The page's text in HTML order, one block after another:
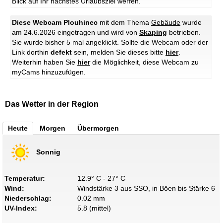
Diese Webcam Plouhinec mit dem Thema Gebäude wurde
am 24.6.2026 eingetragen und wird von Skaping betrieben.
Sie wurde bisher 5 mal angeklickt. Sollte die Webcam oder der
Link dorthin defekt sein, melden Sie dieses bitte hier.
Weiterhin haben Sie hierdie Möglichkeit, diese Webcam zu
myCams hinzuzufügen.
Das Wetter in der Region
Heute Morgen Übermorgen
Sonnig
Temperatur:
12.9° C - 27° C
Wind:
Windstärke 3 aus SSO, in Böen bis Stärke 6
Niederschlag:
0.02 mm
UV-Index:
5.8 (mittel)